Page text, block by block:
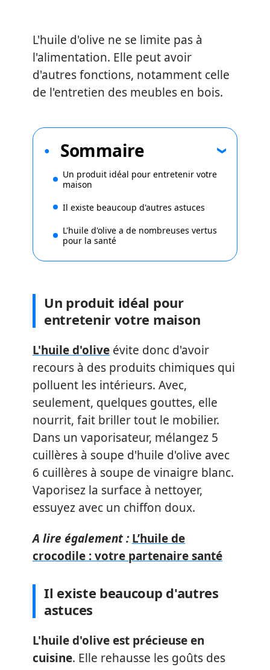
L'huile d'olive ne se limite pas à
l'alimentation. Elle peut avoir
d'autres fonctions, notamment celle
de l'entretien des meubles en bois.
Sommaire
Un produit idéal pour entretenir votre
maison
Il existe beaucoup d'autres astuces
L'huile d'olive a de nombreuses vertus
pour la santé
Un produit idéal pour
entretenir votre maison
L'huile d'olive évite donc d'avoir
recours à des produits chimiques qui
polluent les intérieurs. Avec,
seulement, quelques gouttes, elle
nourrit, fait briller tout le mobilier.
Dans un vaporisateur, mélangez 5
cuillères à soupe d'huile d'olive avec
6 cuillères à soupe de vinaigre blanc.
Vaporisez la surface à nettoyer,
essuyez avec un chiffon doux.
A lire également : L’huile de
crocodile : votre partenaire santé
Il existe beaucoup d'autres
astuces
L'huile d'olive est précieuse en
cuisine. Elle rehausse les goûts des